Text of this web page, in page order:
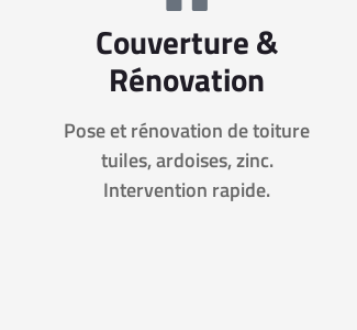
Couverture &
Rénovation
Pose et rénovation de toiture
tuiles, ardoises, zinc.
Intervention rapide.